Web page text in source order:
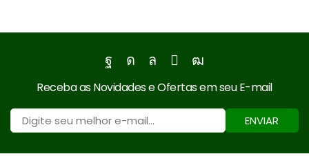
Facebook
Instagram
Whatsapp
EmailYoutube
Receba as Novidades e Ofertas em seu E-mail
ENVIAR